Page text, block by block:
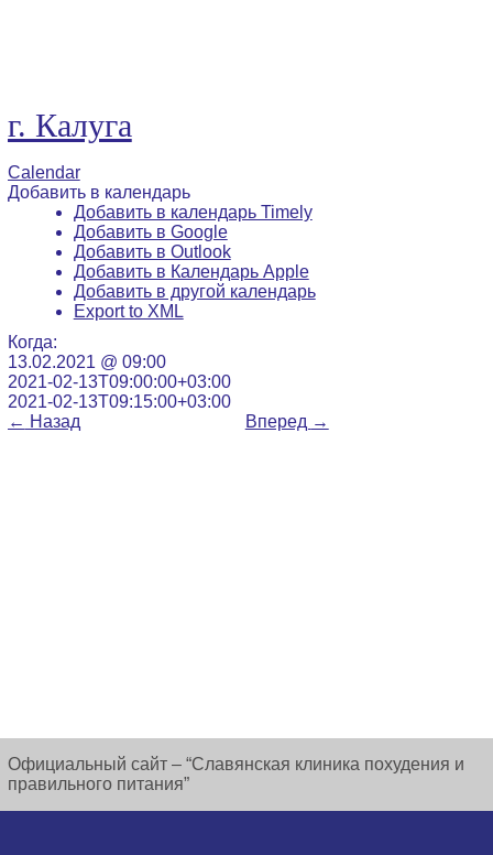
г. Калуга
Calendar
Добавить в календарь
Добавить в календарь Timely
Добавить в Google
Добавить в Outlook
Добавить в Календарь Apple
Добавить в другой календарь
Export to XML
Когда:
13.02.2021 @ 09:00
2021-02-13T09:00:00+03:00
2021-02-13T09:15:00+03:00
← Назад Вперед →
Официальный сайт – “Славянская клиника похудения и
правильного питания”